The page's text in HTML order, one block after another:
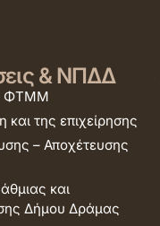
& ΝΠΔΔ
– ΦΤΜΜ
της επιχείρησης
– Αποχέτευσης
και
Δήμου Δράμας